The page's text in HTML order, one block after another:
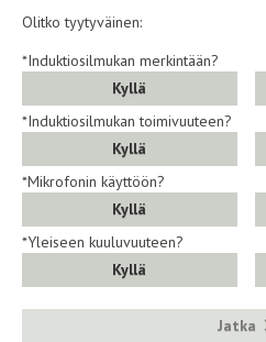
Olitko tyytyväinen:
*Induktiosilmukan merkintään?
Kyllä
*Induktiosilmukan toimivuuteen?
Kyllä
*Mikrofonin käyttöön?
Kyllä
*Yleiseen kuuluvuuteen?
Kyllä
Jatka